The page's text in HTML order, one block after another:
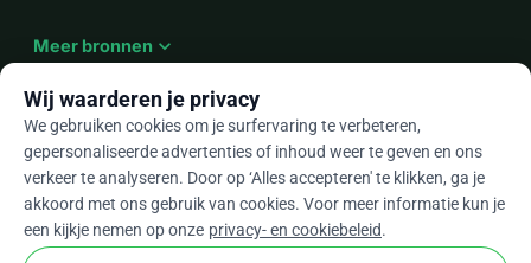
Meer bronnen expand_more
Nlarrow_drop_down
★★★★★ 4,9 / 5 op basis van 500+ reviews
Wij waarderen je privacy
We gebruiken cookies om je surfervaring te verbeteren,
gepersonaliseerde advertenties of inhoud weer te geven en ons
verkeer te analyseren. Door op ‘Alles accepteren' te klikken, ga je
akkoord met ons gebruik van cookies. Voor meer informatie kun je
een kijkje nemen op onze privacy- en cookiebeleid.